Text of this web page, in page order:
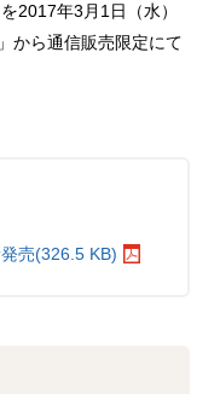
2017年3月1日（水）
から通信販売限定にて
売(326.5 KB)